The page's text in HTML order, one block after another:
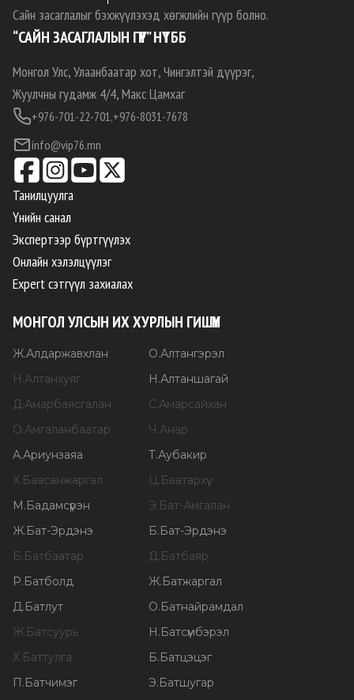
Сайн засаглалыг бэхжүүлэхэд хөгжлийн гүүр болно.
“САЙН ЗАСАГЛАЛЫН ГҮҮР” НҮТББ
Монгол Улс, Улаанбаатар хот, Чингэлтэй дүүрэг,
Жуулчны гудамж 4/4, Макс Цамхаг
+976-701-22-701,+976-8031-7678
info@vip76.mn
Танилцуулга
Үнийн санал
Экспертээр бүртгүүлэх
Онлайн хэлэлцүүлэг
Expert сэтгүүл захиалах
МОНГОЛ УЛСЫН ИХ ХУРЛЫН ГИШҮҮН
Ж.Алдаржавхлан О.Алтангэрэл
Н.Алтанхуяг Н.Алтаншагай
Д.Амарбаясгалан С.Амарсайхан
О.Амгаланбаатар Ч.Анар
А.Ариунзаяа Т.Аубакир
Х.Баасанжаргал Ц.Баатархүү
М.Бадамсүрэн Э.Бат-Амгалан
Ж.Бат-Эрдэнэ Б.Бат-Эрдэнэ
Б.Батбаатар Д.Батбаяр
Р.Батболд Ж.Батжаргал
Д.Батлут О.Батнайрамдал
Ж.Батсуурь Н.Батсүмбэрэл
Х.Баттулга Б.Батцэцэг
П.Батчимэг Э.Батшугар